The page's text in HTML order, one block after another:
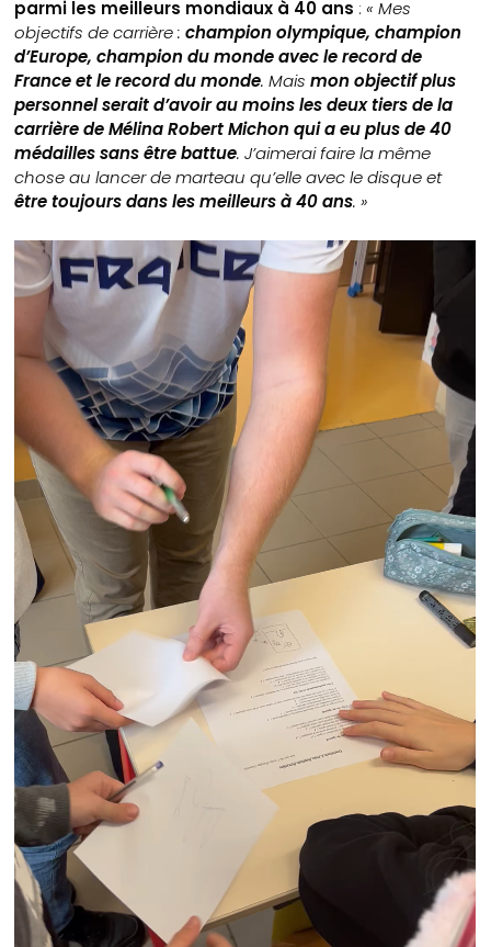
parmi les meilleurs mondiaux à 40 ans :« Mes
objectifs de carrière :champion olympique, champion
d’Europe, champion du monde avec le record de
France et le record du monde. Maismon objectif plus
personnel serait d’avoir au moins les deux tiers de la
carrière de Mélina Robert Michon qui a eu plus de 40
médailles sans être battue. J’aimerai faire la même
chose au lancer de marteau qu’elle avec le disque et
être toujours dans les meilleurs à 40 ans. »